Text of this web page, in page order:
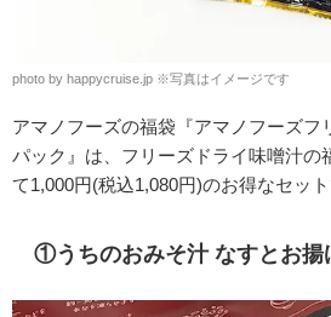
photo by happycruise.jp ※写真はイメージです
アマノフーズの福袋『アマノフーズフ
パック』は、フリーズドライ味噌汁の
て1,000円(税込1,080円)のお得なセット
①うちのおみそ汁 なすとお揚